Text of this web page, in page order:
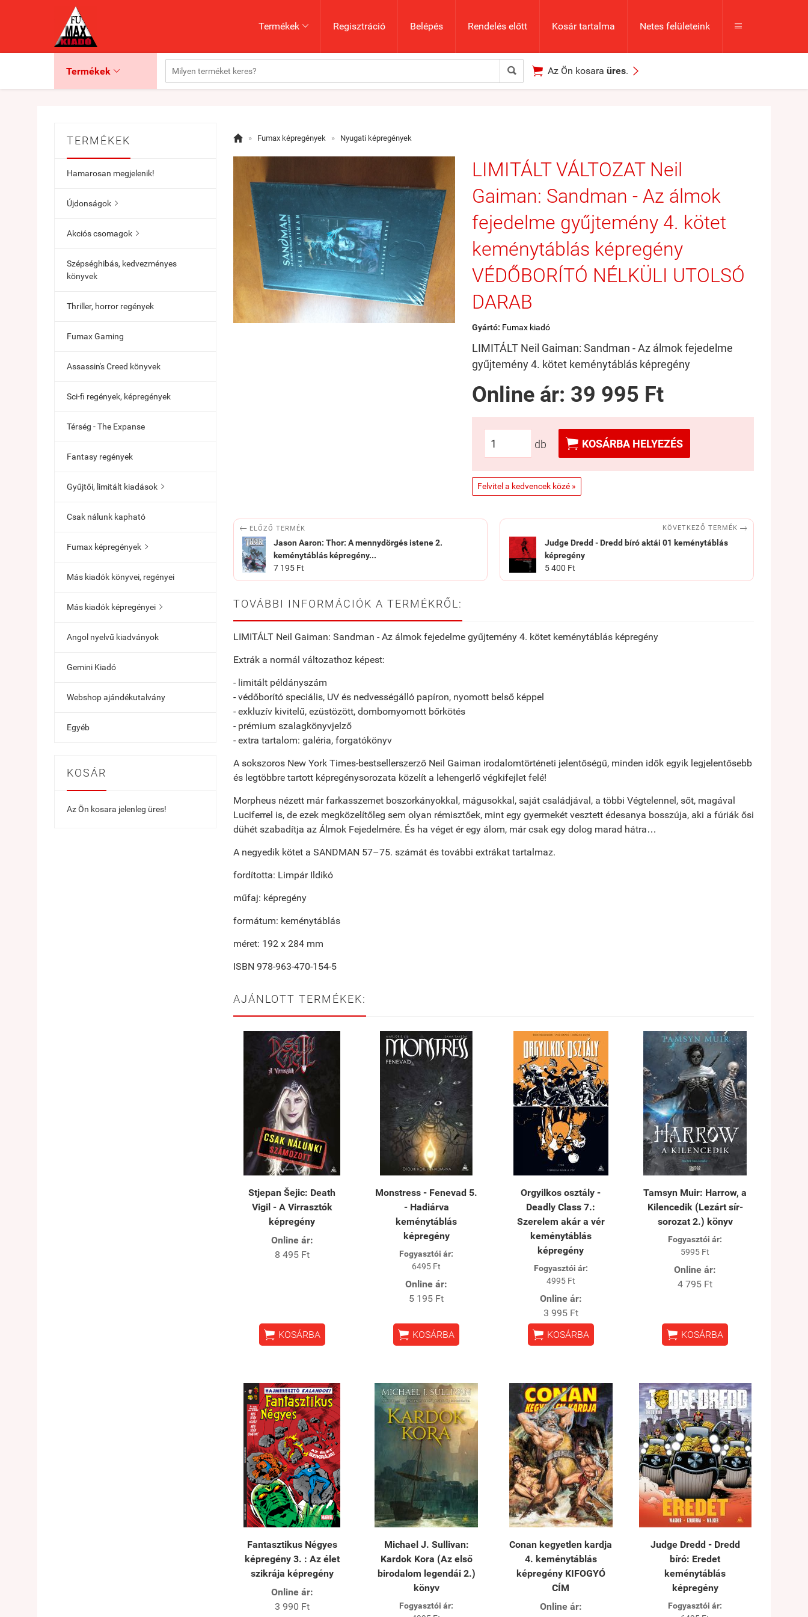
Termékek  Regisztráció Belépés Rendelés előtt Kosár tartalma Netes felületeink 
Termékek    Az Ön kosara üres. 
TERMÉKEK
Hamarosan megjelenik!
Újdonságok 
Akciós csomagok 
Szépséghibás, kedvezményes
könyvek
Thriller, horror regények
Fumax Gaming
Assassin's Creed könyvek
Sci-fi regények, képregények
Térség - The Expanse
Fantasy regények
Gyűjtői, limitált kiadások 
Csak nálunk kapható
Fumax képregények 
Más kiadók könyvei, regényei
Más kiadók képregényei 
Angol nyelvű kiadványok
Gemini Kiadó
Webshop ajándékutalvány
Egyéb
KOSÁR
Az Ön kosara jelenleg üres!
 » Fumax képregények » Nyugati képregények
LIMITÁLT VÁLTOZAT Neil
Gaiman: Sandman - Az álmok
fejedelme gyűjtemény 4. kötet
keménytáblás képregény
VÉDŐBORÍTÓ NÉLKÜLI UTOLSÓ
DARAB
Gyártó: Fumax kiadó
LIMITÁLT Neil Gaiman: Sandman - Az álmok fejedelme
gyűjtemény 4. kötet keménytáblás képregény
Online ár: 39 995 Ft
db  KOSÁRBA HELYEZÉS
Felvitel a kedvencek közé »
 ELŐZŐ TERMÉK
Jason Aaron: Thor: A mennydörgés istene 2.
keménytáblás képregény...
7 195 Ft
KÖVETKEZŐ TERMÉK 
Judge Dredd - Dredd bíró aktái 01 keménytáblás
képregény
5 400 Ft
TOVÁBBI INFORMÁCIÓK A TERMÉKRŐL:
LIMITÁLT Neil Gaiman: Sandman - Az álmok fejedelme gyűjtemény 4. kötet keménytáblás képregény
Extrák a normál változathoz képest:
- limitált példányszám
- védőborító speciális, UV és nedvességálló papíron, nyomott belső képpel
- exkluzív kivitelű, ezüstözött, dombornyomott bőrkötés
- prémium szalagkönyvjelző
- extra tartalom: galéria, forgatókönyv
A sokszoros New York Times-bestsellerszerző Neil Gaiman irodalomtörténeti jelentőségű, minden idők egyik legjelentősebb
és legtöbbre tartott képregénysorozata közelít a lehengerlő végkifejlet felé!
Morpheus nézett már farkasszemet boszorkányokkal, mágusokkal, saját családjával, a többi Végtelennel, sőt, magával
Luciferrel is, de ezek megközelítőleg sem olyan rémisztőek, mint egy gyermekét vesztett édesanya bosszúja, aki a fúriák ősi
dühét szabadítja az Álmok Fejedelmére. És ha véget ér egy álom, már csak egy dolog marad hátra…
A negyedik kötet a SANDMAN 57–75. számát és további extrákat tartalmaz.
fordította: Limpár Ildikó
műfaj: képregény
formátum: keménytáblás
méret: 192 x 284 mm
ISBN 978-963-470-154-5
AJÁNLOTT TERMÉKEK:
Stjepan Šejic: Death
Vigil - A Virrasztók
képregény
Online ár:
8 495 Ft
 KOSÁRBA
Monstress - Fenevad 5.
- Hadiárva
keménytáblás
képregény
Fogyasztói ár:
6495 Ft
Online ár:
5 195 Ft
 KOSÁRBA
Orgyilkos osztály -
Deadly Class 7.:
Szerelem akár a vér
keménytáblás
képregény
Fogyasztói ár:
4995 Ft
Online ár:
3 995 Ft
 KOSÁRBA
Tamsyn Muir: Harrow, a
Kilencedik (Lezárt sír-
sorozat 2.) könyv
Fogyasztói ár:
5995 Ft
Online ár:
4 795 Ft
 KOSÁRBA
Fantasztikus Négyes
képregény 3. : Az élet
szikrája képregény
Online ár:
3 990 Ft
Michael J. Sullivan:
Kardok Kora (Az első
birodalom legendái 2.)
könyv
Fogyasztói ár:
Conan kegyetlen kardja
4. keménytáblás
képregény KIFOGYÓ
CÍM
Online ár:
Judge Dredd - Dredd
bíró: Eredet
keménytáblás
képregény
Fogyasztói ár: